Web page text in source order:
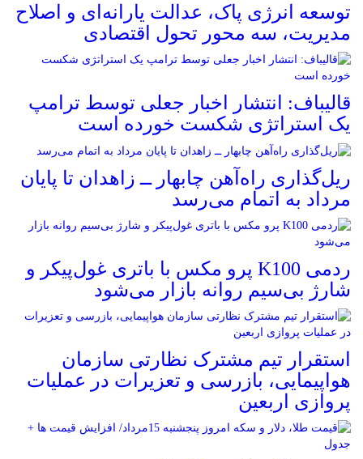
توسعه انرژی پاک، عدالت یارانه‌ای و اصلاح
مدیریت، سه محور تحول اقتصادی
قالیباف: انتشار اخبار جعلی توسط ترامپ
یک استراتژی شکست خورده است
ریل‌گذاری راه‌آهن چابهار ــ زاهدان تا پایان
مرداد به اتمام می‌رسد
ردمی K100 پرو مکس با باتری غول‌پیکر و
شارژ بی‌سیم روانه بازار می‌شود
استقرار تیم مشترک نظارتی سازمان
هواپیمایی، بازرسی و تعزیرات در عملیات
پروازی اربعین